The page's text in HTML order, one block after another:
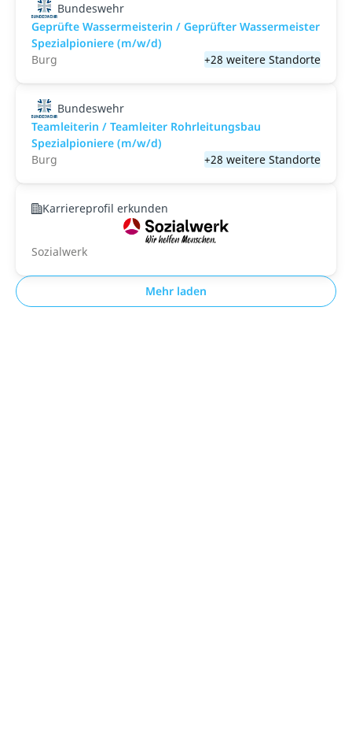
Bundeswehr
Geprüfte Wassermeisterin / Geprüfter Wassermeister
Spezialpioniere (m/w/d)
Burg
+28 weitere Standorte
Bundeswehr
Teamleiterin / Teamleiter Rohrleitungsbau
Spezialpioniere (m/w/d)
Burg
+28 weitere Standorte
Karriereprofil erkunden
Sozialwerk
Mehr laden